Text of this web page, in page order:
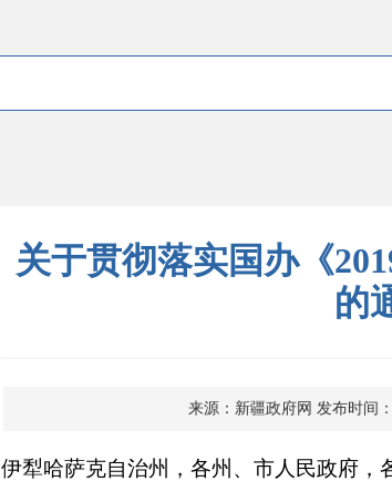
关于贯彻落实国办《
的
来源：新疆政府网 发布时间
伊犁哈萨克自治州，各州、市人民政府